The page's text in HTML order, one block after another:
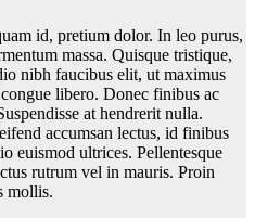
id, pretium dolor. In leo purus,
massa. Quisque tristique,
nibh faucibus elit, ut maximus
libero. Donec finibus ac
at hendrerit nulla.
accumsan lectus, id finibus
euismod ultrices. Pellentesque
rutrum vel in mauris. Proin
mollis.